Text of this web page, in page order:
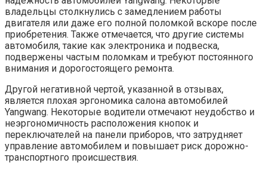
владельцы столкнулись с замедлением работы
двигателя или даже его полной поломкой вскоре после
приобретения. Также отмечается, что другие системы
автомобиля, такие как электроника и подвеска,
подвержены частым поломкам и требуют постоянного
внимания и дорогостоящего ремонта.
Другой негативной чертой, указанной в отзывах,
является плохая эргономика салона автомобилей
Yangwang. Некоторые водители отмечают неудобство и
неэргономичность расположения кнопок и
переключателей на панели приборов, что затрудняет
управление автомобилем и повышает риск дорожно-
транспортного происшествия.